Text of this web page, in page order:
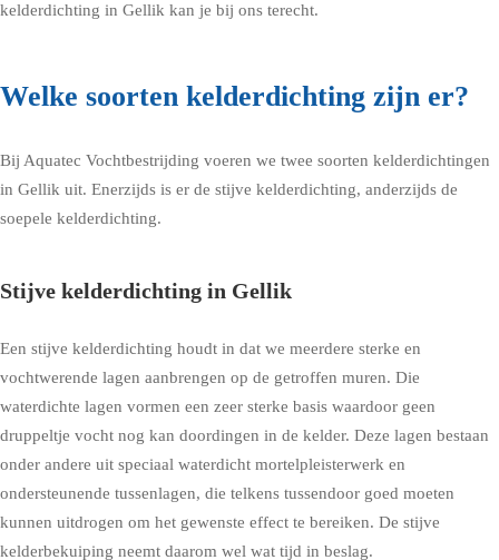
kelderdichting in Gellik kan je bij ons terecht.
Welke soorten kelderdichting zijn er?
Bij Aquatec Vochtbestrijding voeren we twee soorten kelderdichtingen
in Gellik uit. Enerzijds is er de stijve kelderdichting, anderzijds de
soepele kelderdichting.
Stijve kelderdichting in Gellik
Een stijve kelderdichting houdt in dat we meerdere sterke en
vochtwerende lagen aanbrengen op de getroffen muren. Die
waterdichte lagen vormen een zeer sterke basis waardoor geen
druppeltje vocht nog kan doordingen in de kelder. Deze lagen bestaan
onder andere uit speciaal waterdicht mortelpleisterwerk en
ondersteunende tussenlagen, die telkens tussendoor goed moeten
kunnen uitdrogen om het gewenste effect te bereiken. De stijve
kelderbekuiping neemt daarom wel wat tijd in beslag.